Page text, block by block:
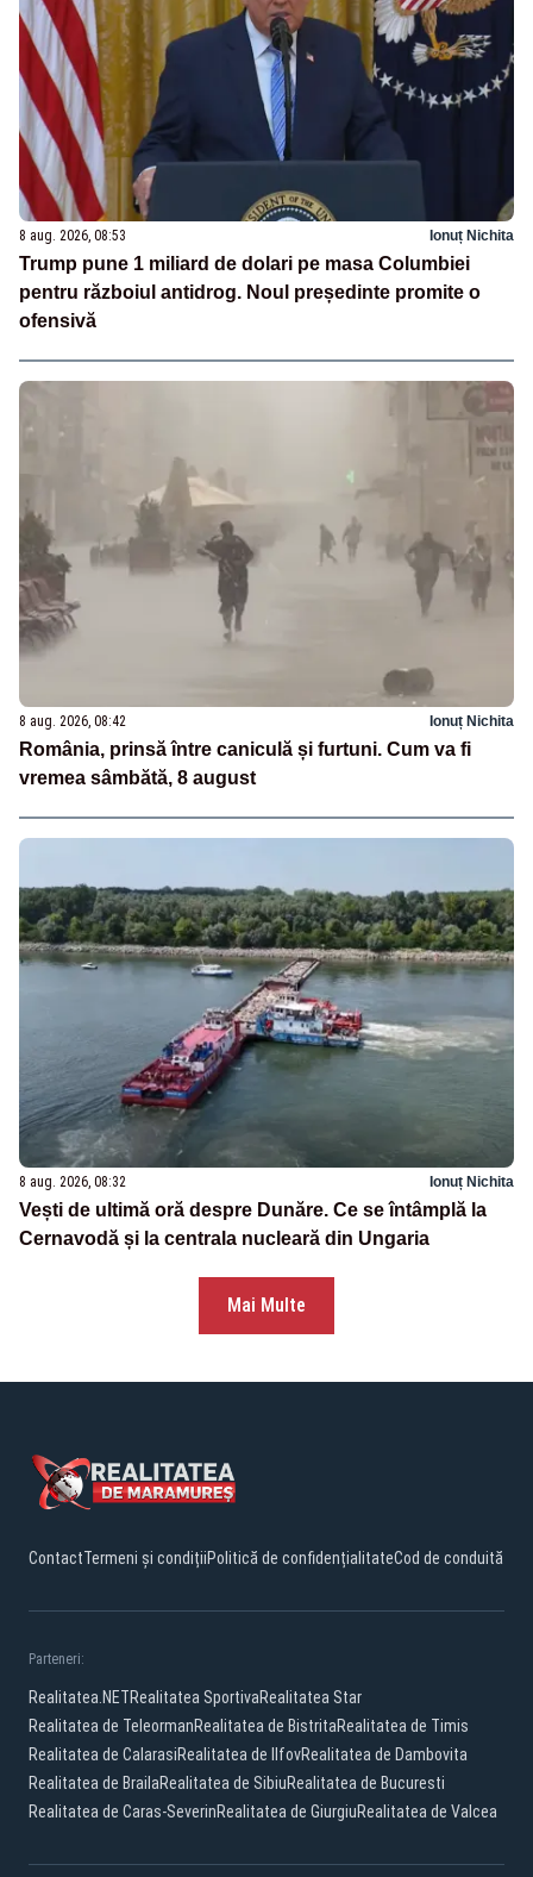
8 aug. 2026, 08:53 Ionuț Nichita
Trump pune 1 miliard de dolari pe masa Columbiei
pentru războiul antidrog. Noul președinte promite o
ofensivă
8 aug. 2026, 08:42 Ionuț Nichita
România, prinsă între caniculă și furtuni. Cum va fi
vremea sâmbătă, 8 august
8 aug. 2026, 08:32 Ionuț Nichita
Vești de ultimă oră despre Dunăre. Ce se întâmplă la
Cernavodă și la centrala nucleară din Ungaria
Mai Multe
ContactTermeni și condițiiPolitică de confidențialitateCod de conduită
Parteneri:
Realitatea.NETRealitatea SportivaRealitatea Star
Realitatea de TeleormanRealitatea de BistritaRealitatea de Timis
Realitatea de CalarasiRealitatea de IlfovRealitatea de Dambovita
Realitatea de BrailaRealitatea de SibiuRealitatea de Bucuresti
Realitatea de Caras-SeverinRealitatea de GiurgiuRealitatea de Valcea